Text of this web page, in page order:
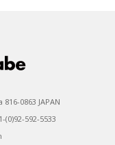
0863 JAPAN
592-5533